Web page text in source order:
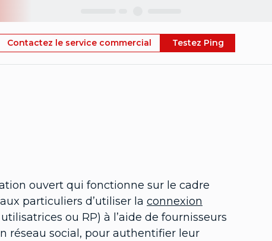
Contactez le service commercial Testez Ping
ouvert qui fonctionne sur le cadre
particuliers d’utiliser la connexion
ou RP) à l’aide de fournisseurs
réseau social, pour authentifier leur